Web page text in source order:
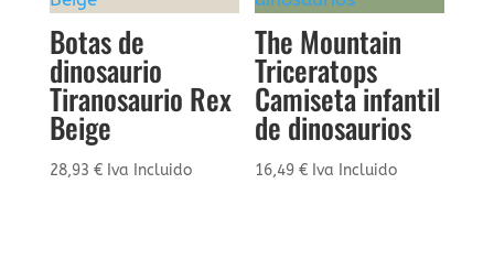
Botas de
dinosaurio
Tiranosaurio Rex
Beige
28,93 € Iva Incluido
The Mountain
Triceratops
Camiseta infantil
de dinosaurios
16,49€ Iva Incluido